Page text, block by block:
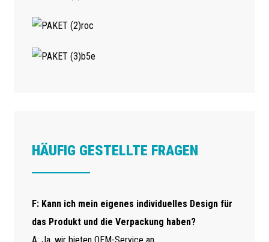
HÄUFIG GESTELLTE FRAGEN
F: Kann ich mein eigenes individuelles Design für
das Produkt und die Verpackung haben?